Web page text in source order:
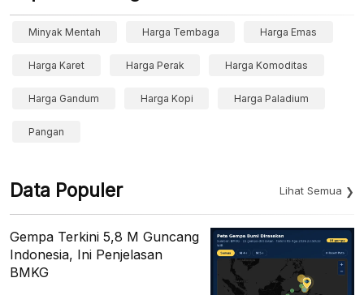
Minyak Mentah Harga Tembaga Harga Emas
Harga Karet Harga Perak Harga Komoditas
Harga Gandum Harga Kopi Harga Paladium
Pangan
Data Populer Lihat Semua
Gempa Terkini 5,8 M Guncang
Indonesia, Ini Penjelasan
BMKG